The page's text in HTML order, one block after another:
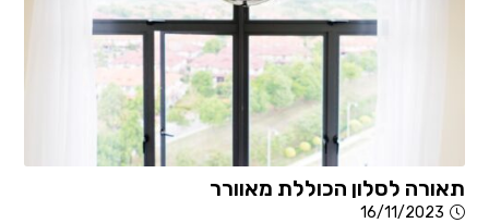
תאורה לסלון הכוללת מאוורר
16/11/2023